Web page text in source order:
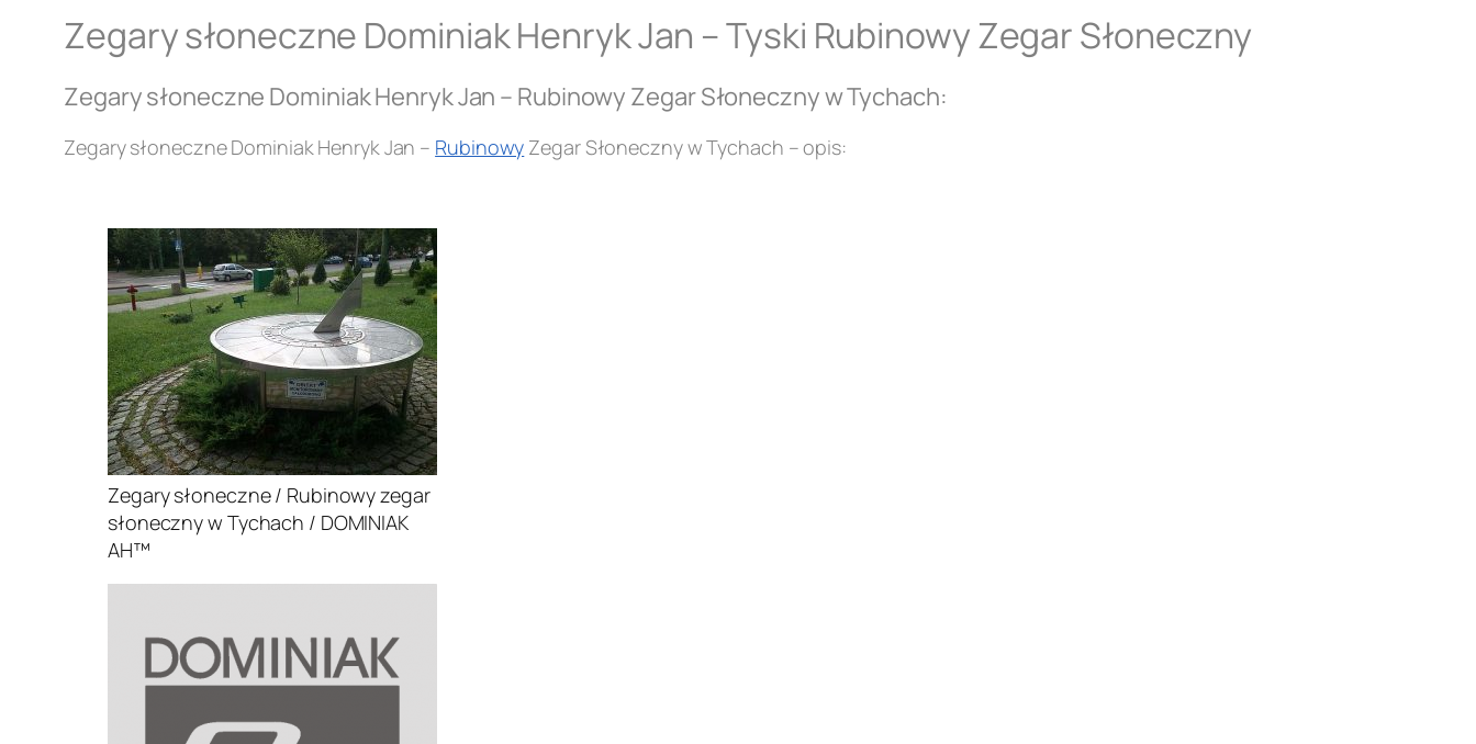
Zegary słoneczne Dominiak Henryk Jan – Tyski Rubinowy Zegar Słoneczny
Zegary słoneczne Dominiak Henryk Jan – Rubinowy Zegar Słoneczny w Tychach:
Zegary słoneczne Dominiak Henryk Jan – Rubinowy Zegar Słoneczny w Tychach – opis:
Zegary słoneczne / Rubinowy zegar
słoneczny w Tychach / DOMINIAK
AH™